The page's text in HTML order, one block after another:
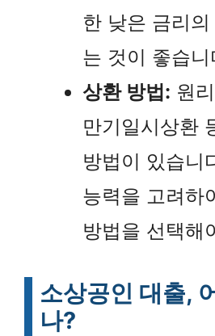
한 낮은 금리
는 것이 좋습니
상환 방법: 원
만기일시상환
방법이 있습니
능력을 고려하
방법을 선택해
소상공인 대출,
나?